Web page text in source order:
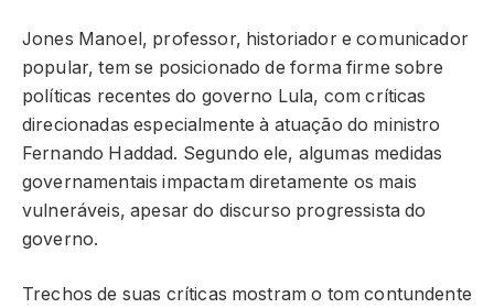
Jones Manoel, professor, historiador e comunicador
popular, tem se posicionado de forma firme sobre
políticas recentes do governo Lula, com críticas
direcionadas especialmente à atuação do ministro
Fernando Haddad. Segundo ele, algumas medidas
governamentais impactam diretamente os mais
vulneráveis, apesar do discurso progressista do
governo.
Trechos de suas críticas mostram o tom contundente